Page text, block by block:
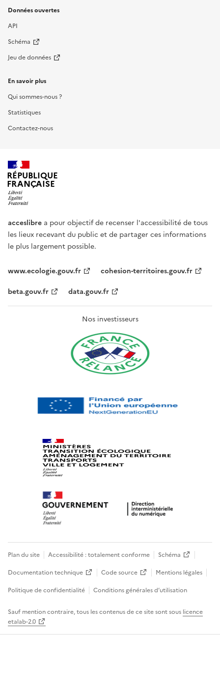
Données ouvertes
API
Schéma
Jeu de données
En savoir plus
Qui sommes-nous ?
Statistiques
Contactez-nous
RÉPUBLIQUE
FRANÇAISE
acceslibre a pour objectif de recenser l'accessibilité de tous
les lieux recevant du public et de partager ces informations
le plus largement possible.
www.ecologie.gouv.fr
cohesion-territoires.gouv.fr
beta.gouv.fr
data.gouv.fr
Nos investisseurs
Plan du site Accessibilité : totalement conforme
Schéma
Documentation technique
Code source
Mentions légales
Politique de confidentialité
Conditions générales d’utilisation
Sauf mention contraire, tous les contenus de ce site sont sous licence
etalab-2.0